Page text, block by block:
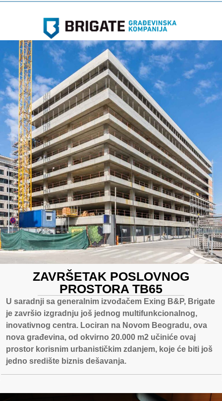
ZAVRŠETAK POSLOVNOG
PROSTORA TB65
U saradnji sa generalnim izvođačem Exing B&P, Brigate
je završio izgradnju još jednog multifunkcionalnog,
inovativnog centra. Lociran na Novom Beogradu, ova
nova građevina, od okvirno 20.000 m2 učiniće ovaj
prostor korisnim urbanističkim zdanjem, koje će biti još
jedno središte biznis dešavanja.